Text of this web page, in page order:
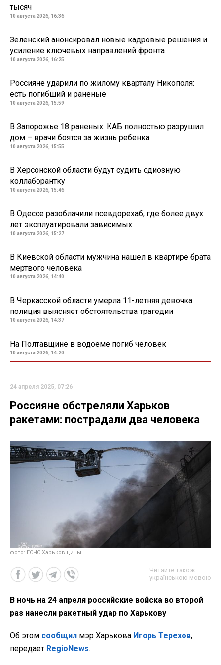
тысяч
10 августа 2026, 16:36
Зеленский анонсировал новые кадровые решения и
усиление ключевых направлений фронта
10 августа 2026, 16:25
Россияне ударили по жилому кварталу Никополя:
есть погибший и раненые
10 августа 2026, 15:59
В Запорожье 18 раненых: КАБ полностью разрушил
дом – врачи боятся за жизнь ребенка
10 августа 2026, 15:55
В Херсонской области будут судить одиозную
коллаборантку
10 августа 2026, 15:46
В Одессе разоблачили псевдорехаб, где более двух
лет эксплуатировали зависимых
10 августа 2026, 15:27
В Киевской области мужчина нашел в квартире брата
мертвого человека
10 августа 2026, 14:40
В Черкасской области умерла 11-летняя девочка:
полиция выясняет обстоятельства трагедии
10 августа 2026, 14:37
На Полтавщине в водоеме погиб человек
10 августа 2026, 14:20
24 апреля 2025, 07:26
Россияне обстреляли Харьков
ракетами: пострадали два человека
фото: ГСЧС Харьковщины
Читайте також
українською мовою
В ночь на 24 апреля российские войска во второй
раз нанесли ракетный удар по Харькову
Об этом сообщил мэр Харькова Игорь Терехов,
передает RegioNews.